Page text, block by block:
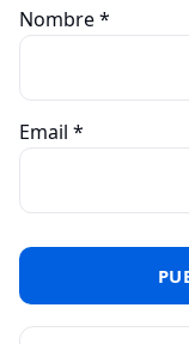
Nombre*
Email *